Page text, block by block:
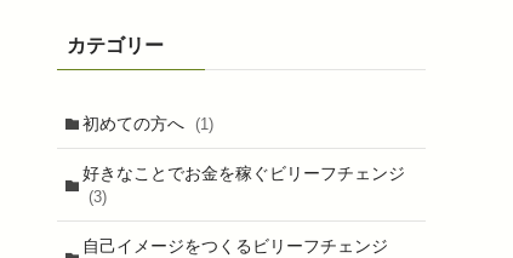
カテゴリー
初めての方へ (1)
好きなことでお金を稼ぐビリーフチェンジ
(3)
自己イメージをつくるビリーフチェンジ